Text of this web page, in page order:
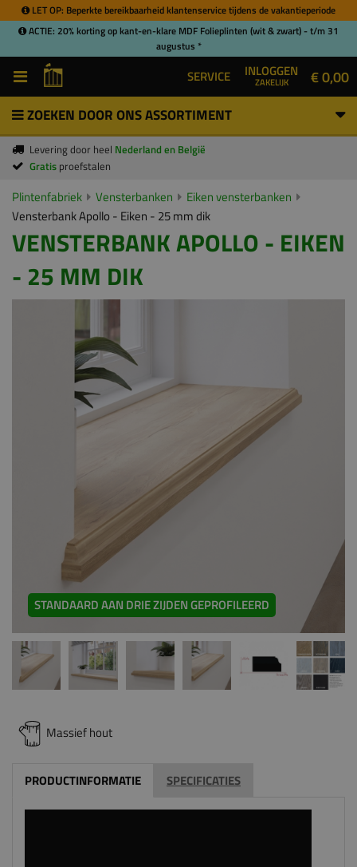
LET OP: Beperkte bereikbaarheid klantenservice tijdens de vakantieperiode
ACTIE: 20% korting op kant-en-klare MDF Folieplinten (wit & zwart) - t/m 31
augustus *
SERVICE INLOGGEN
ZAKELIJK € 0,00
ZOEKEN DOOR ONS ASSORTIMENT
Levering door heel Nederland en België
Gratis proefstalen
Plintenfabriek Vensterbanken
Eiken vensterbanken
Vensterbank Apollo - Eiken - 25 mm dik
VENSTERBANK APOLLO - EIKEN
- 25 MM DIK
STANDAARD AAN DRIE ZIJDEN GEPROFILEERD
Massief hout
PRODUCTINFORMATIE SPECIFICATIES